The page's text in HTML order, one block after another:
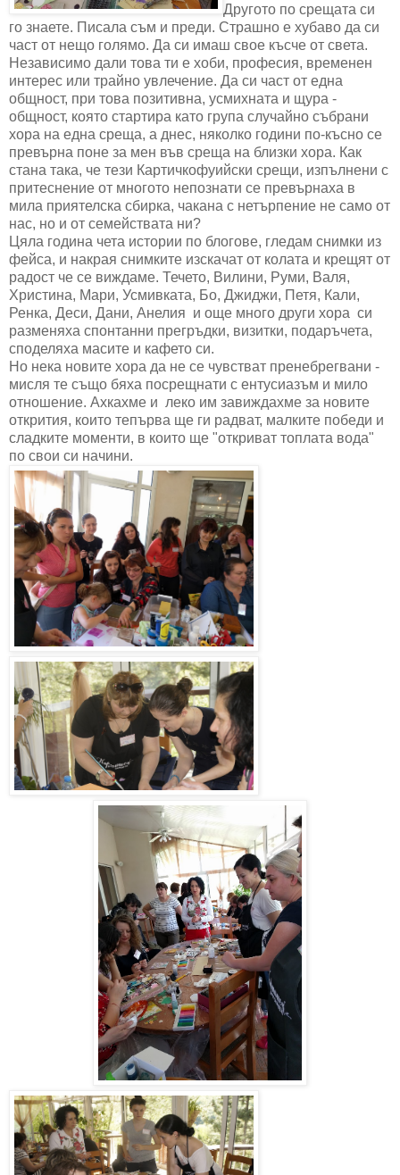
Другото по срещата си
го знаете. Писала съм и преди. Страшно е хубаво да си
част от нещо голямо. Да си имаш свое късче от света.
Независимо дали това ти е хоби, професия, временен
интерес или трайно увлечение. Да си част от една
общност, при това позитивна, усмихната и щура -
общност, която стартира като група случайно събрани
хора на една среща, а днес, няколко години по-късно се
превърна поне за мен във среща на близки хора. Как
стана така, че тези Картичкофуийски срещи, изпълнени с
притеснение от многото непознати се превърнаха в
мила приятелска сбирка, чакана с нетърпение не само от
нас, но и от семействата ни?
Цяла година чета истории по блогове, гледам снимки из
фейса, и накрая снимките изскачат от колата и крещят от
радост че се виждаме. Течето, Вилини, Руми, Валя,
Христина, Мари, Усмивката, Бо, Джиджи, Петя, Кали,
Ренка, Деси, Дани, Анелия и още много други хора си
разменяха спонтанни прегръдки, визитки, подаръчета,
споделяха масите и кафето си.
Но нека новите хора да не се чувстват пренебрегвани -
мисля те също бяха посрещнати с ентусиазъм и мило
отношение. Ахкахме и леко им завиждахме за новите
открития, които тепърва ще ги радват, малките победи и
сладките моменти, в които ще "откриват топлата вода"
по свои си начини.